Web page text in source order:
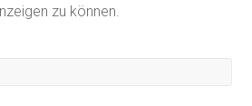
zu können.